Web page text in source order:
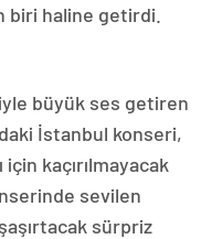
biri haline getirdi.
büyük ses getiren
İstanbul konseri,
kaçırılmayacak
sevilen
sürpriz